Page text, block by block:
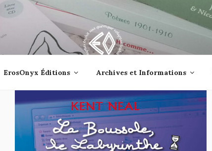
jetée à la mer ?
ErosOnyx Éditions Archives et Informations